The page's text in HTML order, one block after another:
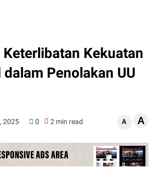
Keterlibatan Kekuatan
Penolakan UU
2025 0 2 min read A A